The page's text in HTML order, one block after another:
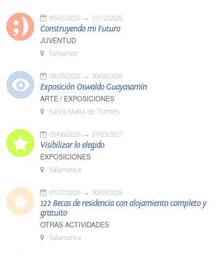
09/01/2026 31/12/2026
Construyendo mi Futuro
JUVENTUD
Tamames
08/05/2026 30/08/2026
Exposición Oswaldo Guayasamín
ARTE / EXPOSICIONES
Santa Marta de Tormes
05/06/2026 31/03/2027
Visibilizar lo elegido
EXPOSICIONES
Salamanca
01/07/2026 30/09/2026
122 Becas de residencia con alojamiento completo y
gratuito
OTRAS ACTIVIDADES
Salamanca